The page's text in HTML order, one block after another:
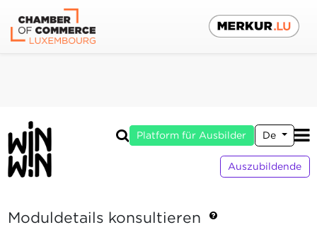
Platform für Ausbilder De
Auszubildende
Moduldetails konsultieren